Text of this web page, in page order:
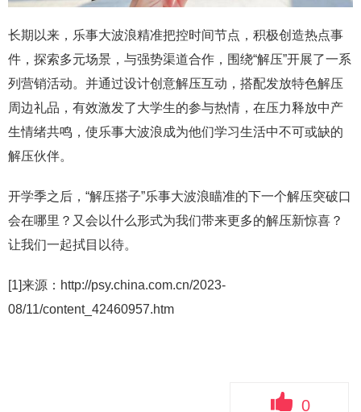
长期以来，乐事大波浪精准把控时间节点，积极创造热点事
件，探索多元场景，与强势渠道合作，围绕“解压”开展了一系
列营销活动。并通过设计创意解压互动，搭配发放特色解压
周边礼品，有效激发了大学生的参与热情，在压力释放中产
生情绪共鸣，使乐事大波浪成为他们学习生活中不可或缺的
解压伙伴。
开学季之后，“解压搭子”乐事大波浪瞄准的下一个解压突破口
会在哪里？又会以什么形式为我们带来更多的解压新惊喜？
让我们一起拭目以待。
[1]来源：http://psy.china.com.cn/2023-
08/11/content_42460957.htm
0